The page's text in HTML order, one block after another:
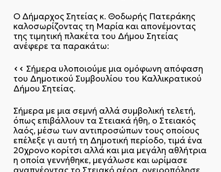
Ο Δήμαρχος Σητείας κ. Θοδωρής Πατεράκης
καλοσωρίζοντας τη Μαρία και απονέμοντας
της τιμητική πλακέτα του Δήμου Σητείας
ανέφερε τα παρακάτω:
<< Σήμερα υλοποιούμε μια ομόφωνη απόφαση
του Δημοτικού Συμβουλίου του Καλλικρατικού
Δήμου Σητείας.
Σήμερα με μια σεμνή αλλά συμβολική τελετή,
όπως επιβάλλουν τα Στειακά ήθη, ο Στειακός
λαός, μέσω των αντιπροσώπων τους οποίους
επέλεξε γι αυτή τη Δημοτική περίοδο, τιμά ένα
20χρονο κορίτσι αλλά και μια μεγάλη αθλήτρια
η οποία γεννήθηκε, μεγάλωσε και ωρίμασε